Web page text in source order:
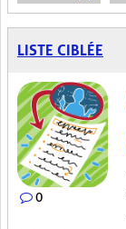
LISTE CIBLÉE
0